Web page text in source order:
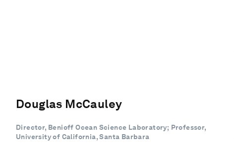
Douglas McCauley
Director, Benioff Ocean Science Laboratory; Professor,
University of California, Santa Barbara